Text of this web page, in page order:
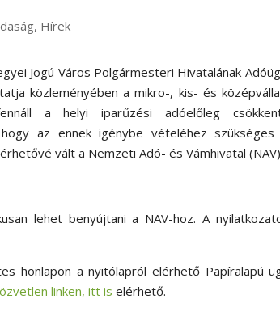
, Hírek
Jogú Város Polgármesteri Hivatalának
közleményében a mikro-, kis- és
a helyi iparűzési adóelőleg
az ennek igénybe vételéhez szükséges
vált a Nemzeti Adó- és Vámhivatal
lehet benyújtani a NAV-hoz. A
honlapon a nyitólapról elérhető Papíralapú
linken, itt iselérhető.